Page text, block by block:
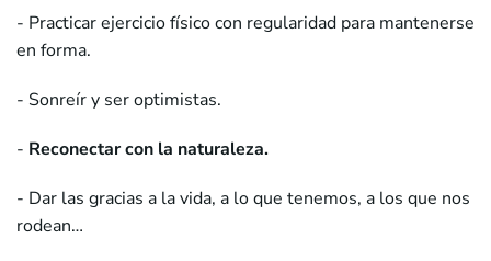
- Practicar ejercicio físico con regularidad para mantenerse
en forma.
- Sonreír y ser optimistas.
- Reconectar con la naturaleza.
- Dar las gracias a la vida, a lo que tenemos, a los que nos
rodean…